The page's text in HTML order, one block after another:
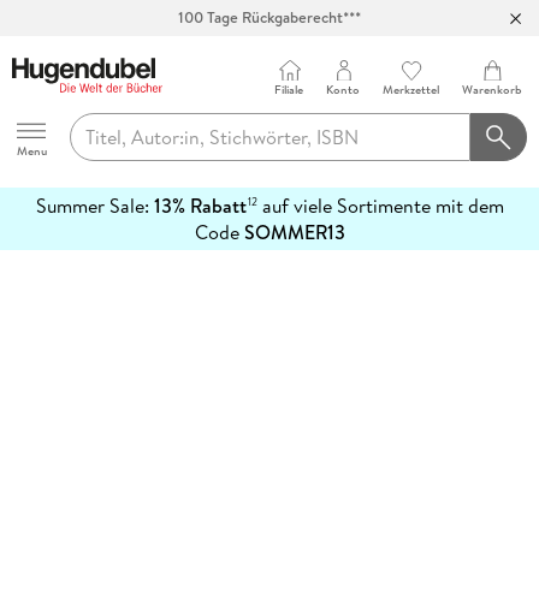
100 Tage Rückgaberecht***
Hugendubel
Menu
Filiale Konto Merkzettel Warenkorb
Summer Sale: 13% Rabatt12auf viele Sortimente mit dem
CodeSOMMER13
erfahren